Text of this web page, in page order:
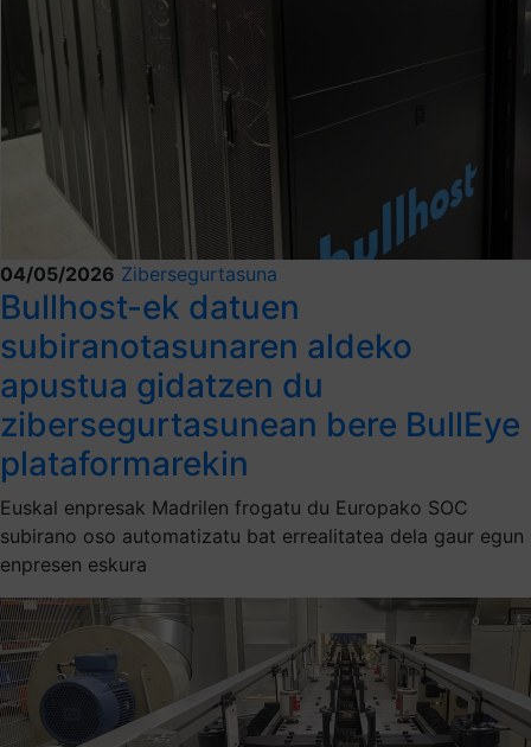
04/05/2026 Zibersegurtasuna
Bullhost-ek datuen
subiranotasunaren aldeko
apustua gidatzen du
zibersegurtasunean bere BullEye
plataformarekin
Euskal enpresak Madrilen frogatu du Europako SOC
subirano oso automatizatu bat errealitatea dela gaur egun
enpresen eskura